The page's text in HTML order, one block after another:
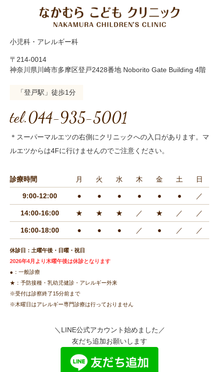
小児科・アレルギー科
〒214-0014
神奈川県川崎市多摩区登戸2428番地 Noborito Gate Building 4階
「登戸駅」徒歩1分
tel.044-935-5001
＊スーパーマルエツの右側にクリニックへの入口があります。マ
ルエツからは4Fに行けませんのでご注意ください。
診療時間 月 火 水 木 金 土 日
9:00-12:00 ● ● ● ● ● ● ／
14:00-16:00 ★ ★ ★ ／ ★ ／ ／
16:00-18:00 ● ● ● ／ ● ／ ／
休診日：土曜午後・日曜・祝日
2026年4月より木曜午後は休診となります
●：一般診療
★：予防接種・乳幼児健診・アレルギー外来
※受付は診察終了15分前まで
※木曜日はアレルギー専門診療は行っておりません
＼LINE公式アカウント始めました／
友だち追加お願いします